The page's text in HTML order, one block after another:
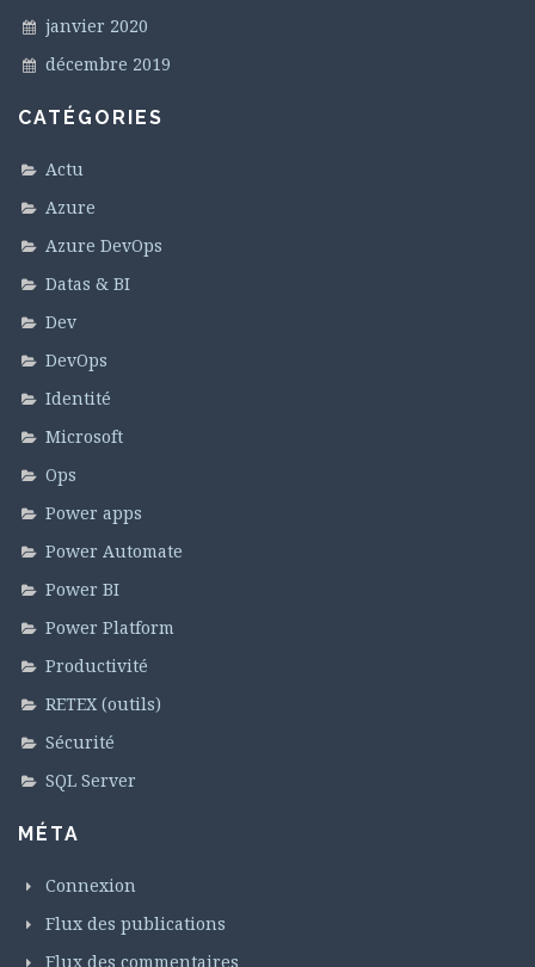
janvier 2020
décembre 2019
CATÉGORIES
Actu
Azure
Azure DevOps
Datas & BI
Dev
DevOps
Identité
Microsoft
Ops
Power apps
Power Automate
Power BI
Power Platform
Productivité
RETEX (outils)
Sécurité
SQL Server
MÉTA
Connexion
Flux des publications
Flux des commentaires